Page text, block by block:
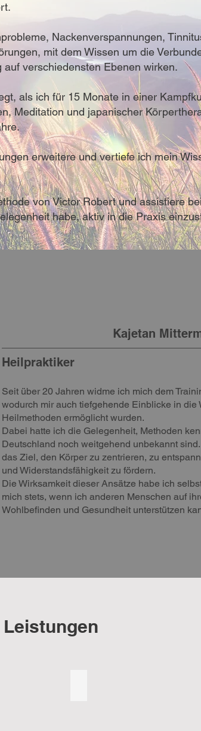
Nackenverspannungen,
mit dem Wissen um die
verschiedensten Ebenen wirken.
als ich für 15 Monate in einer
Meditation und japanischer
erweitere und vertiefe ich mein
von Victor Robert und assistiere
habe, aktiv in die Praxis
Kajetan
Heilpraktiker
Seit über 20 Jahren widme ich mich dem
wodurch mir auch tiefgehende Einblicke in die
Heilmethoden ermöglicht wurden.
Dabei hatte ich die Gelegenheit, Methoden
Deutschland noch weitgehend unbekannt
das Ziel, den Körper zu zentrieren, zu
und Widerstandsfähigkeit zu fördern.
Die Wirksamkeit dieser Ansätze habe ich
mich stets, wenn ich anderen Menschen auf
Wohlbefinden und Gesundheit unterstützen
Leistungen